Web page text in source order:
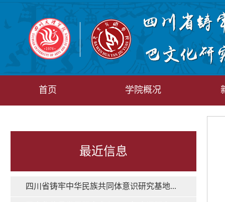
首页 学院概况
最近信息
四川省铸牢中华民族共同体意识研究基地...